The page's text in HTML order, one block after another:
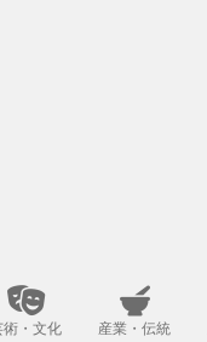
術・文化 産業・伝統